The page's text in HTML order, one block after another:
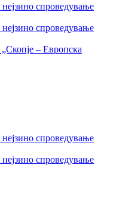
спроведување
спроведување
– Европска
спроведување
спроведување